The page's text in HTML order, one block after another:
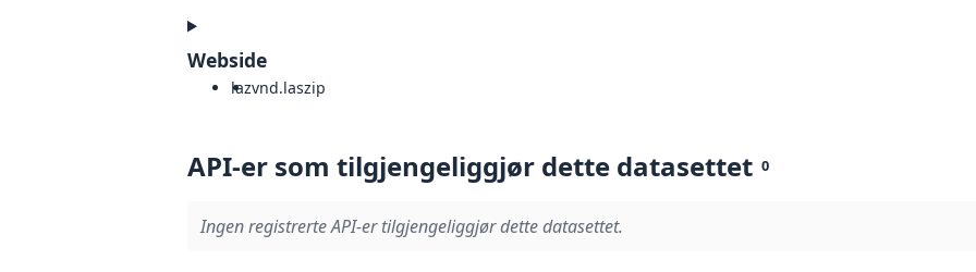
Webside
lazvnd.laszip
API-er som tilgjengeliggjør dette datasettet 0
Ingen registrerte API-er tilgjengeliggjør dette datasettet.